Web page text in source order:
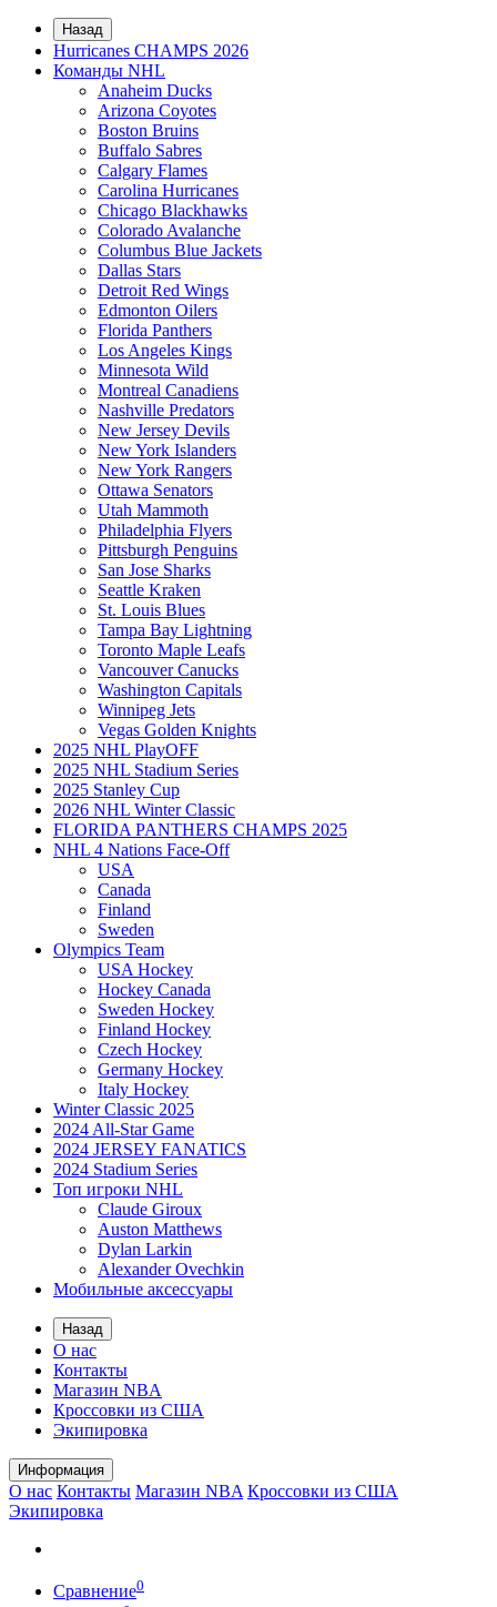
Назад
Hurricanes CHAMPS 2026
Команды NHL
Anaheim Ducks
Arizona Coyotes
Boston Bruins
Buffalo Sabres
Calgary Flames
Carolina Hurricanes
Chicago Blackhawks
Colorado Avalanche
Columbus Blue Jackets
Dallas Stars
Detroit Red Wings
Edmonton Oilers
Florida Panthers
Los Angeles Kings
Minnesota Wild
Montreal Canadiens
Nashville Predators
New Jersey Devils
New York Islanders
New York Rangers
Ottawa Senators
Utah Mammoth
Philadelphia Flyers
Pittsburgh Penguins
San Jose Sharks
Seattle Kraken
St. Louis Blues
Tampa Bay Lightning
Toronto Maple Leafs
Vancouver Canucks
Washington Capitals
Winnipeg Jets
Vegas Golden Knights
2025 NHL PlayOFF
2025 NHL Stadium Series
2025 Stanley Cup
2026 NHL Winter Classic
FLORIDA PANTHERS CHAMPS 2025
NHL 4 Nations Face-Off
USA
Canada
Finland
Sweden
Olympics Team
USA Hockey
Hockey Canada
Sweden Hockey
Finland Hockey
Czech Hockey
Germany Hockey
Italy Hockey
Winter Classic 2025
2024 All-Star Game
2024 JERSEY FANATICS
2024 Stadium Series
Топ игроки NHL
Claude Giroux
Auston Matthews
Dylan Larkin
Alexander Ovechkin
Мобильные аксессуары
Назад
О нас
Контакты
Магазин NBA
Кроссовки из США
Экипировка
Информация
О нас Контакты Магазин NBA Кроссовки из США
Экипировка
Сравнение0